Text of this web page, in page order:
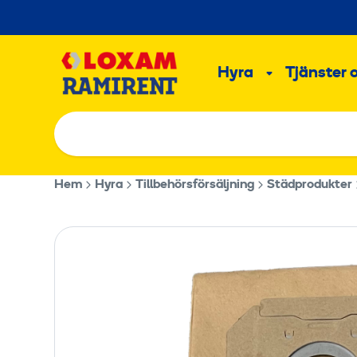
till
Hyra Undermeny
Tjänster
Hem Hyra Tillbehörsförsäljning Städprodukter